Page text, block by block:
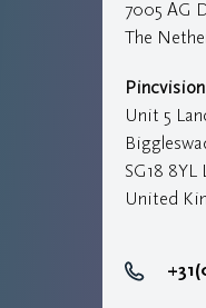
7005 AG
The
Unit 5
SG18 8YL
United